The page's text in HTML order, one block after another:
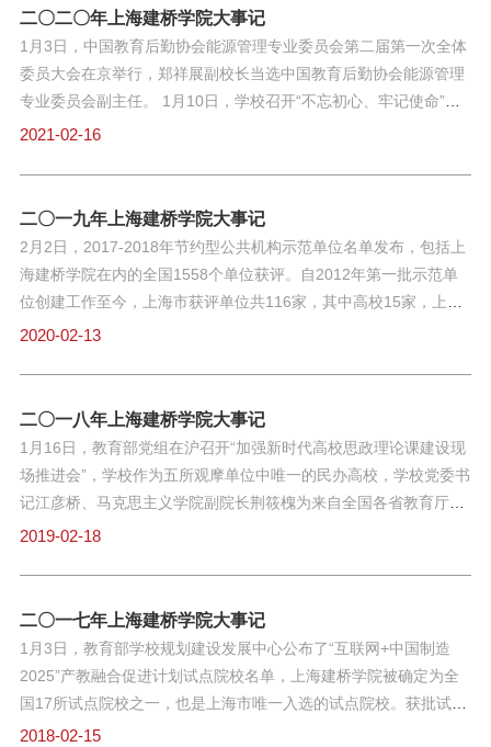
教育平台”；8门课程获2022年上海高校市级重点课程建设立项；9
门课程和5个教学团队入选上海市级思政示范项目。7月，上海建桥
学院党委、信息技术学院党委
案和审批结果，学校申报的时尚传播、养老服务管理2个本科新专
业获批。
二〇二〇年上海建桥学院大事记
1月3日，中国教育后勤协会能源管理专业委员会第二届第一次全体
委员大会在京举行，郑祥展副校长当选中国教育后勤协会能源管理
专业委员会副主任。 1月10日，学校召开“不忘初心、牢记使命”主
题教育总结大会。 3月5日，教育部公布了2019年度普通高等学校
2021-02-16
二〇一九年上海建桥学院大事记
2月2日，2017-2018年节约型公共机构示范单位名单发布，包括上
海建桥学院在内的全国1558个单位获评。自2012年第一批示范单
位创建工作至今，上海市获评单位共116家，其中高校15家，上海
建桥学院是唯一一家民办院校。3月，上海市教育委员会公布了
位。这是继上一年度被评为优秀后再次获评，评议排名为本年度全
市市属本科高校第二名。3月31日，中国教育后勤协会第二次会员
代表大会、新时代高校后勤改革发展论坛暨后勤工作表彰大会在北
京召开。上海建桥学院作为上海市学校后勤协会信息化专业文员会
备案和审批结果。上海建桥学院护理学（专业代码：101101）、学
年，分别授予理学和教育学学位，2019年9月，这两个专业迎来第
一批新生。至此，上海建桥学院本科专业数量已达到32个。2017-
2018年度第一
2020-02-13
二〇一八年上海建桥学院大事记
1月16日，教育部党组在沪召开“加强新时代高校思政理论课建设现
场推进会”，学校作为五所观摩单位中唯一的民办高校，学校党委书
记江彦桥、马克思主义学院副院长荆筱槐为来自全国各省教育厅、
教育部直属高校负责同志50余人分别讲授《奉献中国》思政课选修
2016-2017年度“上海市安全文明校园”。2月8日，雷锋志愿服务总
队荣获2016-2017年度上海市志愿服务先进集体。3月3日，全国民
办高校唯一一所以研究雷锋精神为主题的应用型科研机构—— 新时
代雷锋精神研究中心成立，雷锋奖章首次为教职工（葛红梅、谭湘
2019-02-18
二〇一七年上海建桥学院大事记
1月3日，教育部学校规划建设发展中心公布了“互联网+中国制造
2025”产教融合促进计划试点院校名单，上海建桥学院被确定为全
国17所试点院校之一，也是上海市唯一入选的试点院校。获批试点
后，学校将完成“智能制造实习工厂”“智能控制实验中心”“智能制造
2018-02-15